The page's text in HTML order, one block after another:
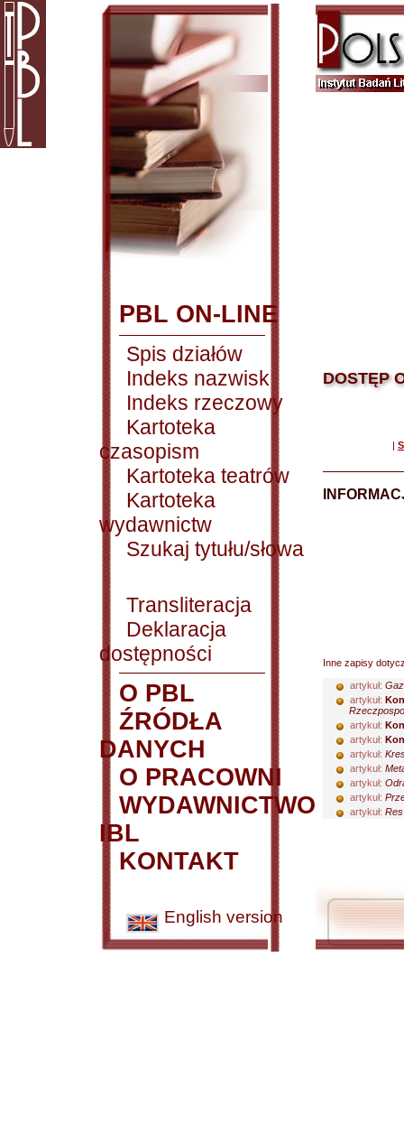
PBL ON-LINE
Spis działów
Indeks nazwisk
Indeks rzeczowy
Kartoteka
czasopism
Kartoteka teatrów
Kartoteka
wydawnictw
Szukaj tytułu/słowa
Transliteracja
Deklaracja
dostępności
O PBL
ŹRÓDŁA
DANYCH
O PRACOWNI
WYDAWNICTWO
IBL
KONTAKT
English version
DOSTĘP
|
Inne zapisy
artykuł:
artykuł:
artykuł:
artykuł:
artykuł:
artykuł:
artykuł:
artykuł:
artykuł: